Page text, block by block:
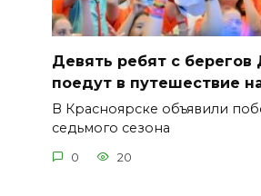
Девять ребят с берегов
поедут в путешествие
В Красноярске объявили
седьмого сезона
0 20